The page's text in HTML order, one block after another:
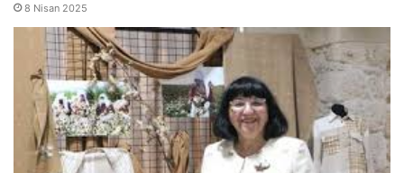
8 Nisan 2025